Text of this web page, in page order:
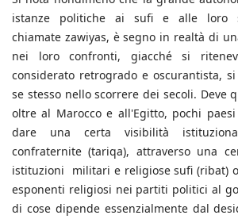
istanze politiche ai sufi e alle loro
chiamate zawiyas, è segno in realtà di
nei loro confronti, giacché si
considerato retrogrado e oscurantista,
se stesso nello scorrere dei secoli. Deve
oltre al Marocco e all'Egitto, pochi
dare una certa visibilità
confraternite (tariqa), attraverso una
istituzioni militari e religiose sufi (ribat)
esponenti religiosi nei partiti politici al
di cose dipende essenzialmente dal